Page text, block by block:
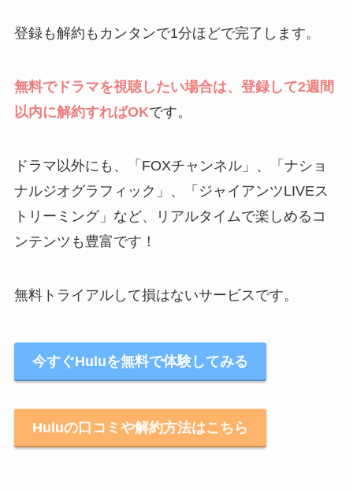
登録も解約もカンタンで1分ほどで完了します。
無料でドラマを視聴したい場合は、登録して2週間
以内に解約すればOKです。
ドラマ以外にも、「FOXチャンネル」、「ナショ
ナルジオグラフィック」、「ジャイアンツLIVEス
トリーミング」など、リアルタイムで楽しめるコ
ンテンツも豊富です！
無料トライアルして損はないサービスです。
今すぐHuluを無料で体験してみる
Huluの口コミや解約方法はこちら